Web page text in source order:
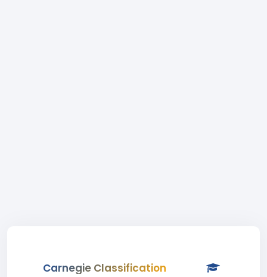
Carnegie Classification